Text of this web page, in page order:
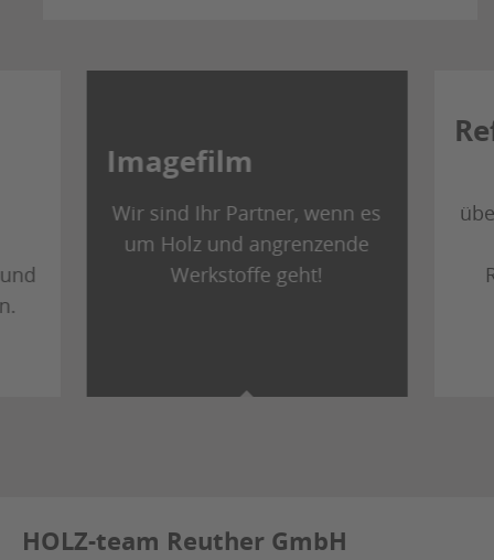
Imagefilm
Wir sind Ihr Partner, wenn es
um Holz und angrenzende
Werkstoffe geht!
HOLZ-team Reuther GmbH